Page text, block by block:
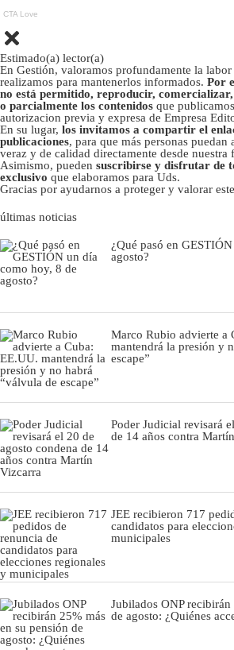
Estimado(a) lector(a)
En Gestión, valoramos profundamente la
realizamos para mantenerlos informados. Por
no está permitido, reproducir,
o parcialmente los contenidos que
autorizacion previa y expresa de Empresa
En su lugar, los invitamos a compartir el
publicaciones, para que más personas
veraz y de calidad directamente desde nuestra
Asimismo, pueden suscribirse y disfrutar de
exclusivo que elaboramos para Uds.
Gracias por ayudarnos a proteger y valorar
últimas noticias
¿Qué pasó en
agosto?
Marco Rubio advierte a
mantendrá la presión y
escape”
Poder Judicial revisará
de 14 años contra
JEE recibieron 717
candidatos para
municipales
Jubilados ONP
de agosto: ¿Quiénes